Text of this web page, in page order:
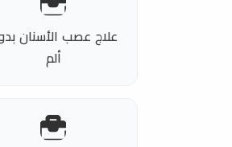
علاج عصب الأسنان
ألم